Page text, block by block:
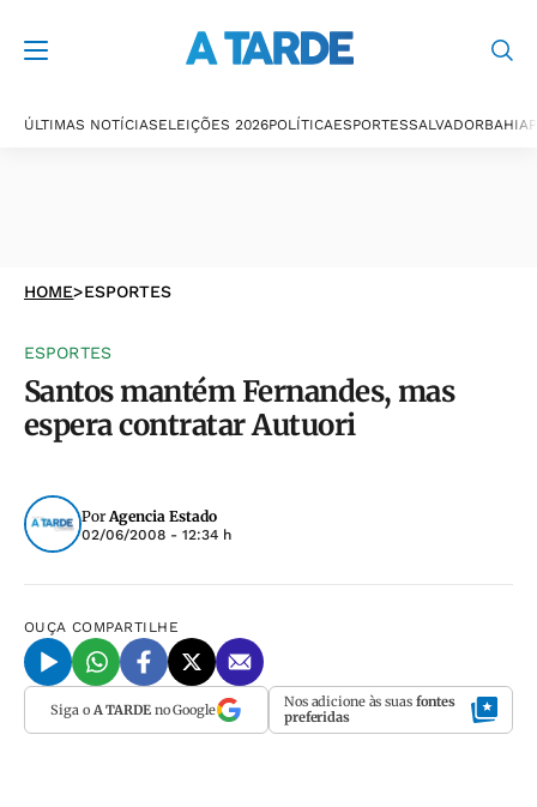
ÚLTIMAS NOTÍCIASELEIÇÕES 2026POLÍTICAESPORTESSALVADORBAHIA
HOME>ESPORTES
ESPORTES
Santos mantém Fernandes, mas
espera contratar Autuori
PorAgencia Estado
02/06/2008 - 12:34 h
OUÇA COMPARTILHE
Siga o A TARDEno Google Nos adicione às suas fontes
preferidas